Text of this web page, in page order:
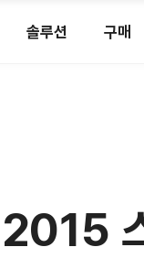
솔루션 구매